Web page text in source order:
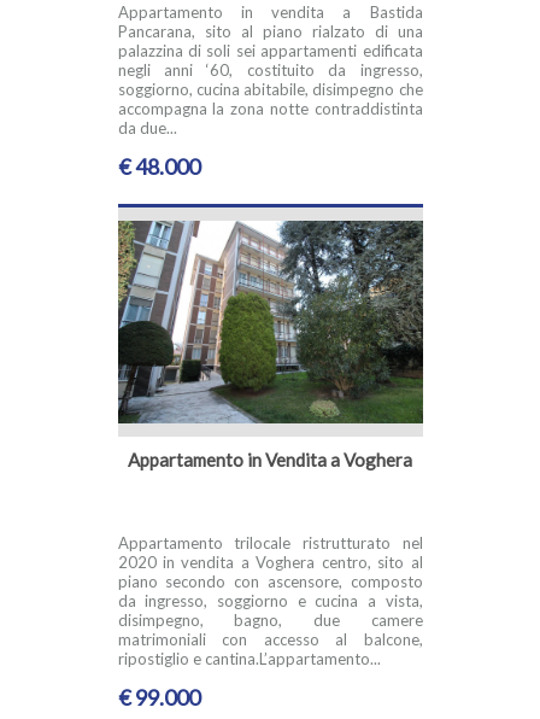
Appartamento in vendita a Bastida
Pancarana, sito al piano rialzato di una
palazzina di soli sei appartamenti edificata
negli anni ‘60, costituito da ingresso,
soggiorno, cucina abitabile, disimpegno che
accompagna la zona notte contraddistinta
da due...
€ 48.000
Appartamento in Vendita a Voghera
Appartamento trilocale ristrutturato nel
2020 in vendita a Voghera centro, sito al
piano secondo con ascensore, composto
da ingresso, soggiorno e cucina a vista,
disimpegno, bagno, due camere
matrimoniali con accesso al balcone,
ripostiglio e cantina.L’appartamento...
€ 99.000